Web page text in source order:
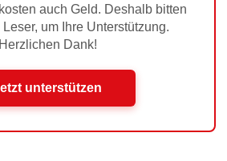
auch Geld. Deshalb bitten
um Ihre Unterstützung.
Herzlichen Dank!
unterstützen